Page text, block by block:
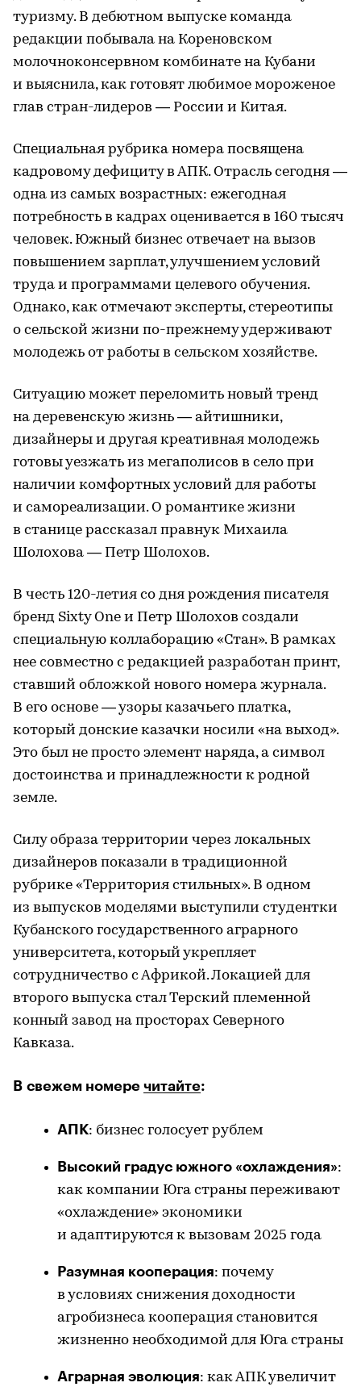
туризму. В дебютном выпуске команда
редакции побывала на Кореновском
молочноконсервном комбинате на Кубани
и выяснила, как готовят любимое мороженое
глав стран-лидеров — России и Китая.
Специальная рубрика номера посвящена
кадровому дефициту в АПК. Отрасль сегодня —
одна из самых возрастных: ежегодная
потребность в кадрах оценивается в 160 тысяч
человек. Южный бизнес отвечает на вызов
повышением зарплат, улучшением условий
труда и программами целевого обучения.
Однако, как отмечают эксперты, стереотипы
о сельской жизни по-прежнему удерживают
молодежь от работы в сельском хозяйстве.
Ситуацию может переломить новый тренд
на деревенскую жизнь — айтишники,
дизайнеры и другая креативная молодежь
готовы уезжать из мегаполисов в село при
наличии комфортных условий для работы
и самореализации. О романтике жизни
в станице рассказал правнук Михаила
Шолохова — Петр Шолохов.
В честь 120-летия со дня рождения писателя
бренд Sixty One и Петр Шолохов создали
специальную коллаборацию «Стан». В рамках
нее совместно с редакцией разработан принт,
ставший обложкой нового номера журнала.
В его основе — узоры казачьего платка,
который донские казачки носили «на выход».
Это был не просто элемент наряда, а символ
достоинства и принадлежности к родной
земле.
Силу образа территории через локальных
дизайнеров показали в традиционной
рубрике «Территория стильных». В одном
из выпусков моделями выступили студентки
Кубанского государственного аграрного
университета, который укрепляет
сотрудничество с Африкой. Локацией для
второго выпуска стал Терский племенной
конный завод на просторах Северного
Кавказа.
В свежем номере читайте:
АПК: бизнес голосует рублем
Высокий градус южного «охлаждения»:
как компании Юга страны переживают
«охлаждение» экономики
и адаптируются к вызовам 2025 года
Разумная кооперация: почему
в условиях снижения доходности
агробизнеса кооперация становится
жизненно необходимой для Юга страны
Аграрная эволюция: как АПК увеличит